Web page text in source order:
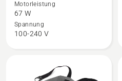
Ladegerät
C80
anzeigen,
Motorleistung
67 W
Spannung
100-240 V